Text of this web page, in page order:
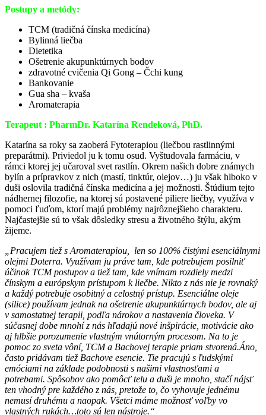
Postupy a metódy:
TCM (tradičná čínska medicína)
Bylinná liečba
Dietetika
Ošetrenie akupunktúrnych bodov
zdravotné cvičenia Qi Gong – Čchi kung
Bankovanie
Gua sha – kvaša
Aromaterapia
Terapeut : PharmDr. Katarína Rendeková, PhD.
Katarína sa roky sa zaoberá Fytoterapiou (liečbou rastlinnými
preparátmi). Priviedol ju k tomu osud. Vyštudovala farmáciu, v
rámci ktorej jej učaroval svet rastlín. Okrem našich dobre známych
bylín a prípravkov z nich (mastí, tinktúr, olejov…) ju však hlboko v
duši oslovila tradičná čínska medicína a jej možnosti. Štúdium tejto
nádhernej filozofie, na ktorej sú postavené piliere liečby, využíva v
pomoci ľuďom, ktorí majú problémy najrôznejšieho charakteru.
Najčastejšie sú to však dôsledky stresu a životného štýlu, akým
žijeme.
„Pracujem tiež s Aromaterapiou, len so 100% čistými esenciálnymi
olejmi Doterra. Využívam ju práve tam, kde potrebujem posilniť
účinok TCM postupov a tiež tam, kde vnímam rozdiely medzi
čínskym a európskym prístupom k liečbe. Nikto z nás nie je rovnaký
a každý potrebuje osobitný a celostný prístup. Esenciálne oleje
(silice) používam jednak na ošetrenie akupunktúrnych bodov, ale aj
v samostatnej terapii, podľa nárokov a nastavenia človeka. V
súčasnej dobe mnohí z nás hľadajú nové inšpirácie, motivácie ako
aj hlbšie porozumenie vlastným vnútorným procesom. Na to je
pomoc zo sveta vôní, TCM a Bachovej terapie priam stvorená.Áno,
často pridávam tiež Bachove esencie. Tie pracujú s ľudskými
emóciami na základe podobnosti s našimi vlastnosťami a
potrebami. Spôsobov ako pomôcť telu a duši je mnoho, stačí nájsť
ten vhodný pre každého z nás, pretože to, čo vyhovuje jednému
nemusí druhému a naopak. Všetci máme možnosť voľby vo
vlastných rukách…toto sú len nástroje.“